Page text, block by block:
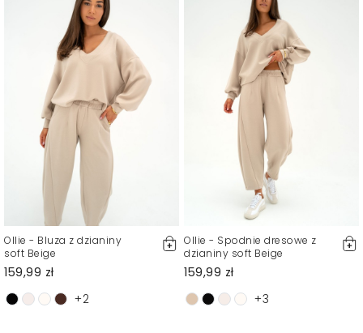
Ollie - Bluza z dzianiny
soft Beige
159,99 zł
+2
Ollie - Spodnie dresowe z
dzianiny soft Beige
159,99 zł
+3